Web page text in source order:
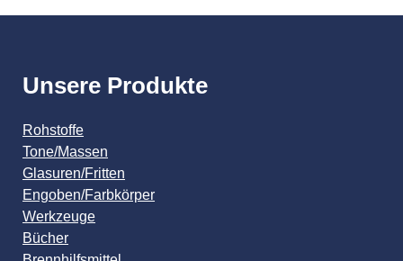
Unsere Produkte
Rohstoffe
Tone/Massen
Glasuren/Fritten
Engoben/Farbkörper
Werkzeuge
Bücher